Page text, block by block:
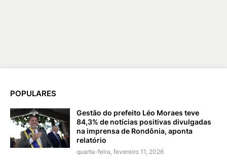
POPULARES
Gestão do prefeito Léo Moraes teve
84,3% de notícias positivas divulgadas
na imprensa de Rondônia, aponta
relatório
quarta-feira, fevereiro 11, 2026